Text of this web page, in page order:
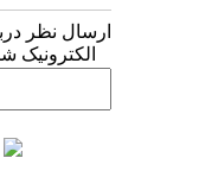
ارسال نظر
الکترونیک